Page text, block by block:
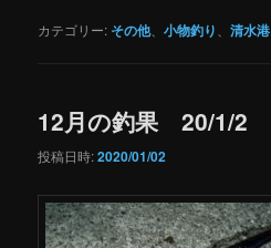
カテゴリー: その他、小物釣り 、清水港
12月の釣果 20/1/2
投稿日時:2020/01/02